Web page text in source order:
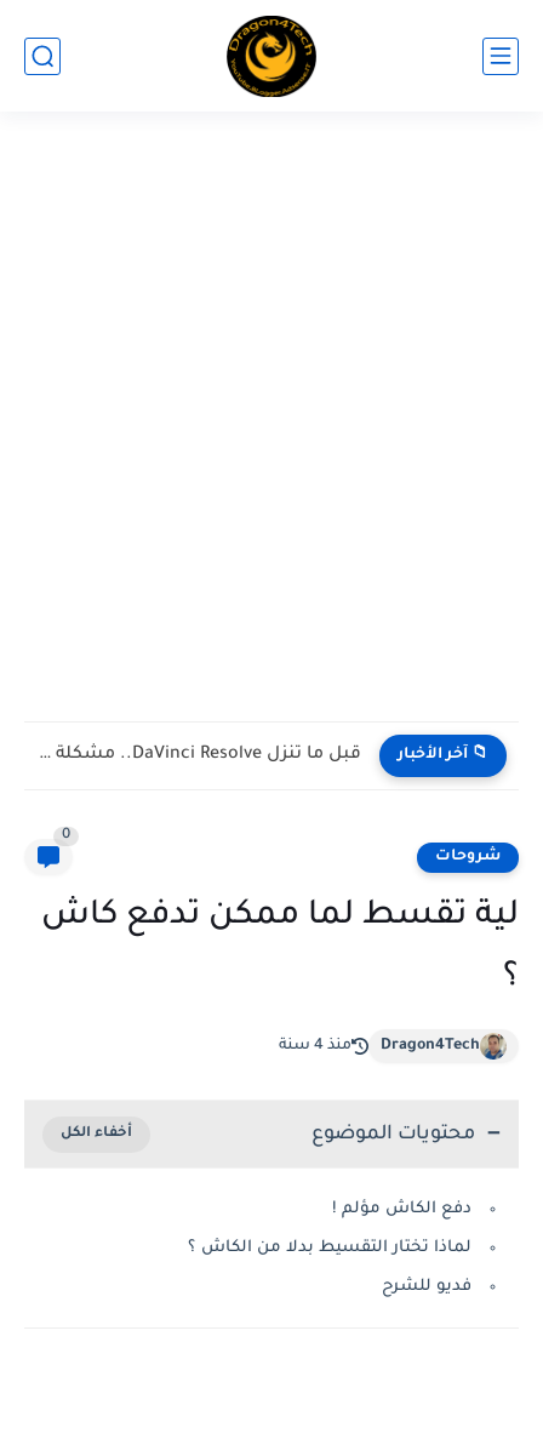
📁 آخر الأخبار حسابك البنكي هيتقفل بسبب إنستا باي! (رسالة تحذيرية حقيقية مش...
شروحات
0
لية تقسط لما ممكن تدفع كاش
؟
Dragon4Tech منذ 4 سنة
محتويات الموضوع
دفع الكاش مؤلم !
لماذا تختار التقسيط بدلا من الكاش ؟
فديو للشرح